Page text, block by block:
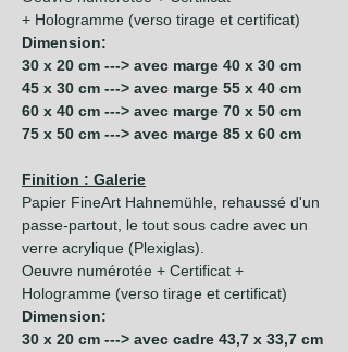
+ Hologramme (verso tirage et certificat)
Dimension:
30 x 20 cm ---> avec marge 40 x 30 cm
45 x 30 cm ---> avec marge 55 x 40 cm
60 x 40 cm ---> avec marge 70 x 50 cm
75 x 50 cm ---> avec marge 85 x 60 cm
Finition : Galerie
Papier FineArt Hahnemühle, rehaussé d'un
passe-partout, le tout sous cadre avec un
verre acrylique (Plexiglas).
Oeuvre numérotée + Certificat +
Hologramme (verso tirage et certificat)
Dimension:
30 x 20 cm ---> avec cadre 43,7 x 33,7 cm